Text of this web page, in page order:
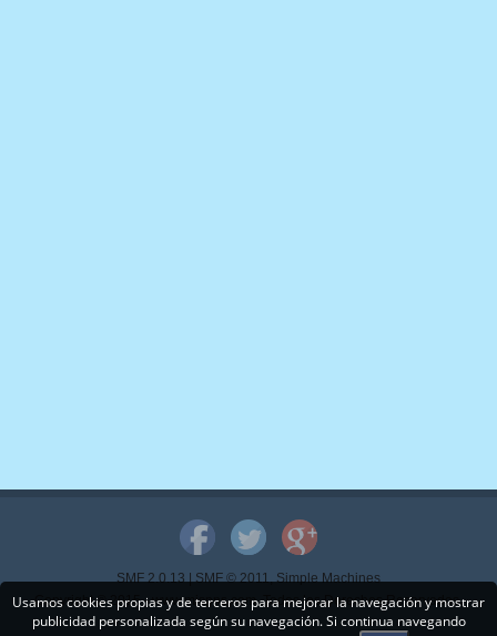
SMF 2.0.13|SMF © 2011,Simple Machines
Copyright © 2015 - www.mispps.com. Todos los Derechos Reservados.
Usamos cookies propias y de terceros para mejorar la navegación y mostrar
publicidad personalizada según su navegación. Si continua navegando